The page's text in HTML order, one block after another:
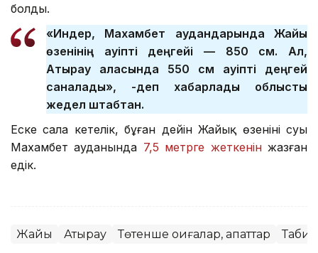
болды.
«Индер, Махамбет аудандарында Жайық
өзенінің қауіпті деңгейі — 850 см. Ал,
Атырау қаласында 550 см қауіпті деңгей
саналады», -деп хабарлады облыстық
жедел штабтан.
Еске сала кетелік, бұған дейін Жайық өзенінің суы
Махамбет ауданында 7,5 метрге жеткенінжазған
едік.
Жайық Атырау Төтенше оқиғалар, апаттар